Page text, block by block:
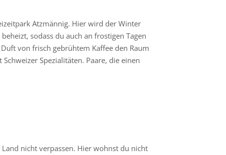
Atzmännig. Hier wird der Winter
sodass du auch an frostigen Tagen
von frisch gebrühtem Kaffee den Raum
Spezialitäten. Paare, die einen
nicht verpassen. Hier wohnst du nicht